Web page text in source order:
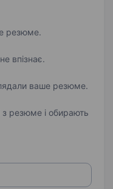
резюме.
впізнає.
ваше резюме.
резюме і обирають